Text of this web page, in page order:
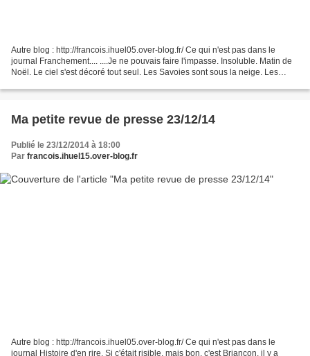
Autre blog : http://francois.ihuel05.over-blog.fr/ Ce qui n'est pas dans le
journal Franchement.... ....Je ne pouvais faire l'impasse. Insoluble. Matin de
Noël. Le ciel s'est décoré tout seul. Les Savoies sont sous la neige. Les
Ma petite revue de presse 23/12/14
Publié le 23/12/2014 à 18:00
Par francois.ihuel15.over-blog.fr
Autre blog : http://francois.ihuel05.over-blog.fr/ Ce qui n'est pas dans le
journal Histoire d'en rire. Si c'était risible, mais bon, c'est Briançon, il y a